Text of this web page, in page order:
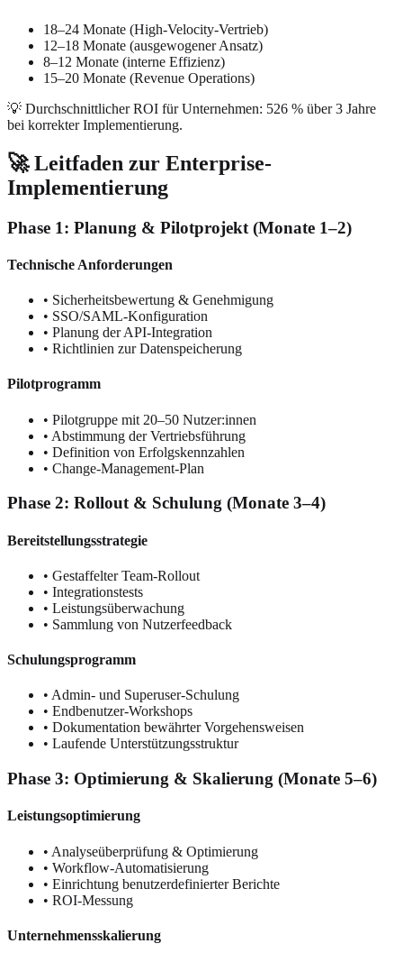
18–24 Monate (High-Velocity-Vertrieb)
12–18 Monate (ausgewogener Ansatz)
8–12 Monate (interne Effizienz)
15–20 Monate (Revenue Operations)
💡 Durchschnittlicher ROI für Unternehmen: 526 % über 3 Jahre
bei korrekter Implementierung.
🚀 Leitfaden zur Enterprise-
Implementierung
Phase 1: Planung & Pilotprojekt (Monate 1–2)
Technische Anforderungen
• Sicherheitsbewertung & Genehmigung
• SSO/SAML-Konfiguration
• Planung der API-Integration
• Richtlinien zur Datenspeicherung
Pilotprogramm
• Pilotgruppe mit 20–50 Nutzer:innen
• Abstimmung der Vertriebsführung
• Definition von Erfolgskennzahlen
• Change-Management-Plan
Phase 2: Rollout & Schulung (Monate 3–4)
Bereitstellungsstrategie
• Gestaffelter Team-Rollout
• Integrationstests
• Leistungsüberwachung
• Sammlung von Nutzerfeedback
Schulungsprogramm
• Admin- und Superuser-Schulung
• Endbenutzer-Workshops
• Dokumentation bewährter Vorgehensweisen
• Laufende Unterstützungsstruktur
Phase 3: Optimierung & Skalierung (Monate 5–6)
Leistungsoptimierung
• Analyseüberprüfung & Optimierung
• Workflow-Automatisierung
• Einrichtung benutzerdefinierter Berichte
• ROI-Messung
Unternehmensskalierung